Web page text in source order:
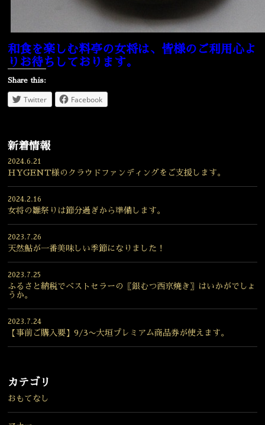
和食を楽しむ料亭の女将は、皆様のご利用心よ
りお待ちしております。
Share this:
Twitter Facebook
新着情報
2024.6.21
HYGENT様のクラウドファンディングをご支援します。
2024.2.16
女将の雛祭りは節分過ぎから準備します。
2023.7.26
天然鮎が一番美味しい季節になりました！
2023.7.25
ふるさと納税でベストセラーの〖銀むつ西京焼き〗はいかがでしょ
うか。
2023.7.24
【事前ご購入要】9/3〜大垣プレミアム商品券が使えます。
カテゴリ
おもてなし